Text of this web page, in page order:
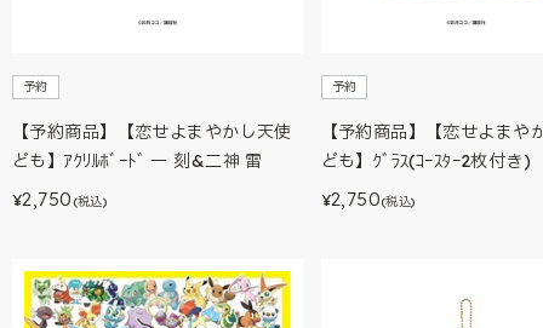
予約
【予約商品】【恋せよまやかし天使
ども】ｱｸﾘﾙﾎﾞｰﾄﾞ 一 刻&二神 雷
¥2,750 (税込)
予約
【予約商品】【恋せよまや
ども】ｸﾞﾗｽ(ｺｰｽﾀｰ2枚付き)
¥2,750(税込)